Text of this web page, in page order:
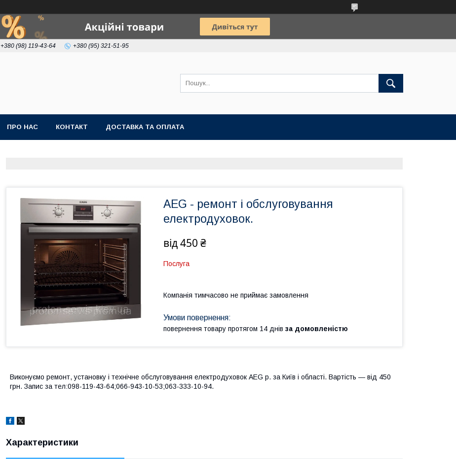
+380 (98) 119-43-64 +380 (95) 321-51-95
ПРО НАС КОНТАКТ ДОСТАВКА ТА ОПЛАТА
AEG - ремонт і обслуговування
електродуховок.
від450 ₴
Послуга
Компанія тимчасово не приймає замовлення
повернення товару протягом 14 днів за домовленістю
Виконуємо ремонт, установку і технічне обслуговування електродуховок AEG р. за Київ і області. Вартість ― від 450
грн. Запис за тел:098-119-43-64;066-943-10-53;063-333-10-94.
Характеристики